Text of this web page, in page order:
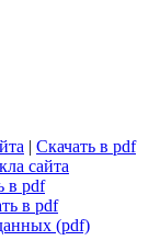
|Скачать в pdf
сайта